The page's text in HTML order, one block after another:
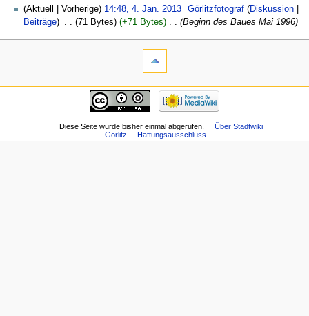
(Aktuell | Vorherige) 14:48, 4. Jan. 2013 Görlitzfotograf (Diskussion
Beiträge) . . (71 Bytes) (+71 Bytes)‎ . . (Beginn des Baues Mai 1996)
Diese Seite wurde bisher einmal abgerufen.
Über Stadtwiki
Görlitz
Haftungsausschluss